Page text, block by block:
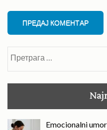
Emocionalni